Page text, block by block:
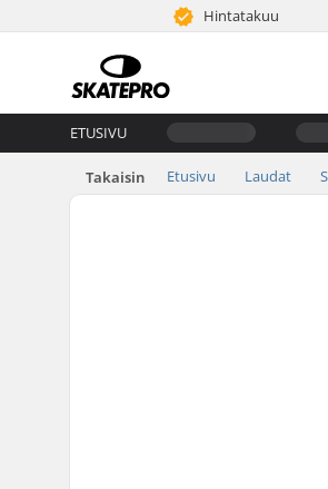
Hintatakuu
ETUSIVU
Takaisin Etusivu Laudat